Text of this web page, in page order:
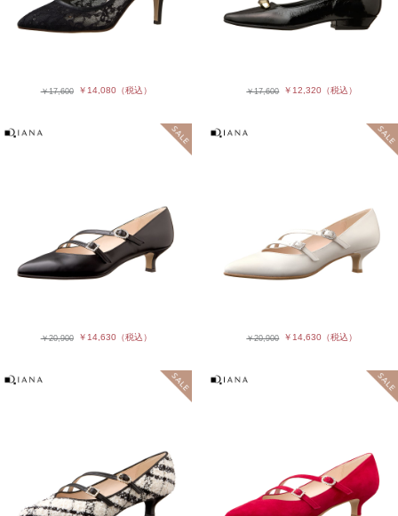
￥17,600 ￥14,080（税込） ￥17,600 ￥12,320 （税込）
￥20,900 ￥14,630（税込） ￥20,900 ￥14,630 （税込）